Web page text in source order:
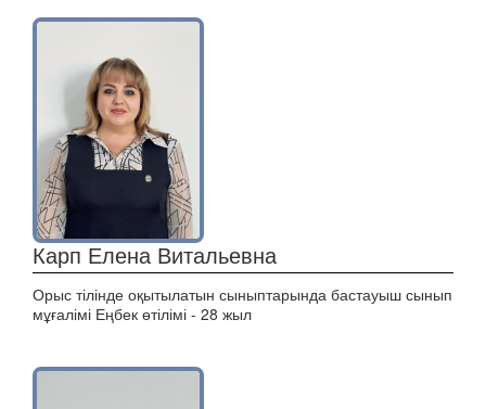
Карп Елена Витальевна
Орыс тілінде оқытылатын сыныптарында бастауыш сынып
мұғалімі Еңбек өтілімі - 28 жыл